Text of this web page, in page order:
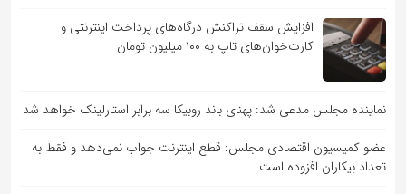
افزایش سقف تراکنش درگاه‌های پرداخت اینترنتی و
کارت‌خوان‌های تاپ به ۱۰۰ میلیون تومان
نماینده مجلس مدعی شد: پهنای باند روبیکا سه برابر استارلینک خواهد شد
عضو کمیسیون اقتصادی مجلس: قطع اینترنت جواب نمی‌دهد و فقط به
تعداد بیکاران افزوده است